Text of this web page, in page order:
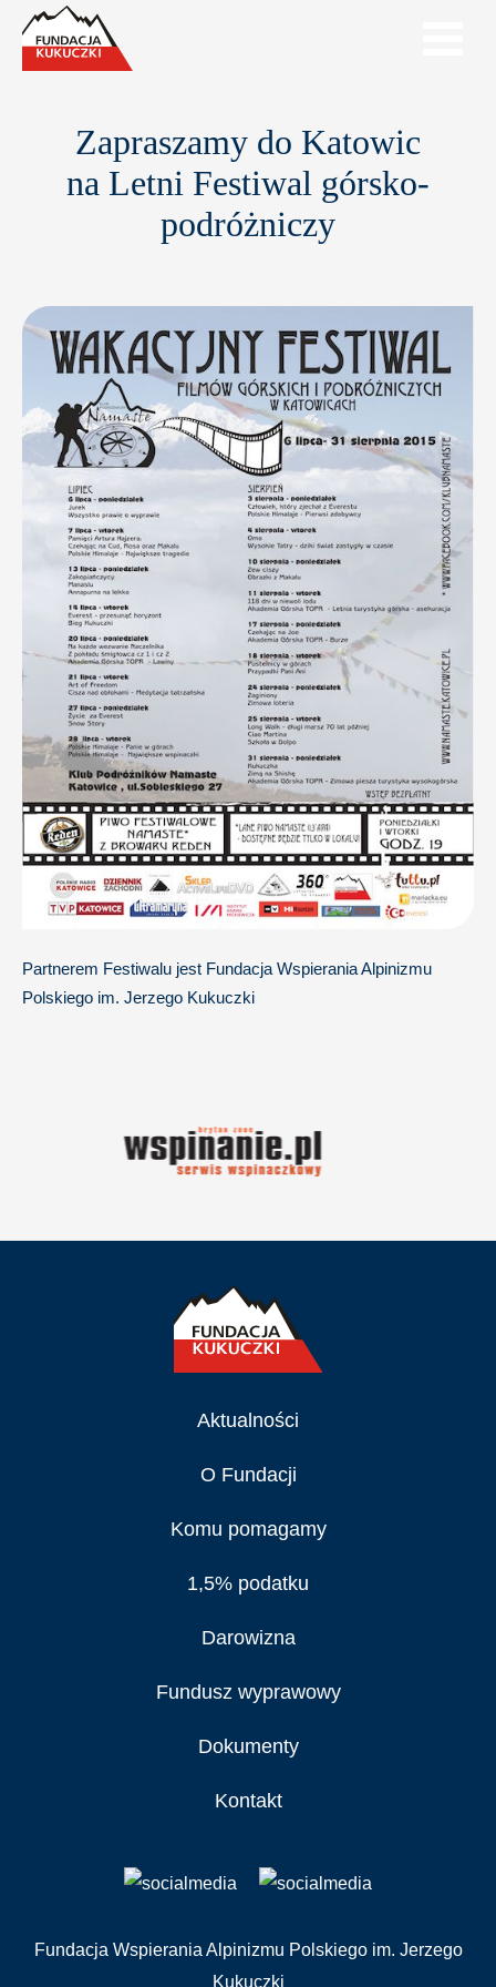
Zapraszamy do Katowic
na Letni Festiwal górsko-
podróżniczy
Partnerem Festiwalu jest Fundacja Wspierania Alpinizmu
Polskiego im. Jerzego Kukuczki
Aktualności
O Fundacji
Komu pomagamy
1,5% podatku
Darowizna
Fundusz wyprawowy
Dokumenty
Kontakt
Fundacja Wspierania Alpinizmu Polskiego im. Jerzego
Kukuczki